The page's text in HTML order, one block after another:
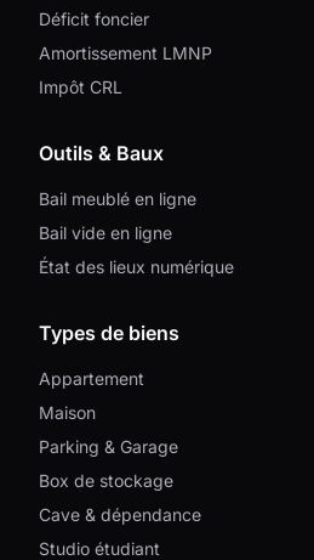
Déficit foncier
Amortissement LMNP
Impôt CRL
Outils & Baux
Bail meublé en ligne
Bail vide en ligne
État des lieux numérique
Types de biens
Appartement
Maison
Parking & Garage
Box de stockage
Cave & dépendance
Studio étudiant